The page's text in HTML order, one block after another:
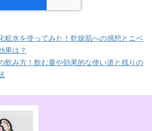
粧水を使ってみた！乾燥肌への感想とニベ
果は？
飲み方！飲む量や効果的な使い道と残りの